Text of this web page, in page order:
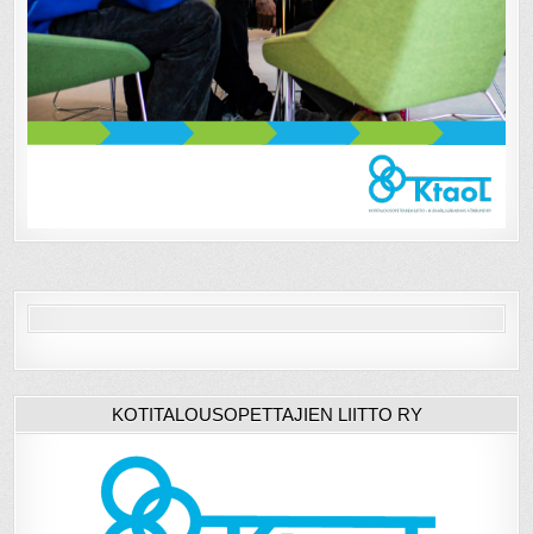
KOTITALOUSOPETTAJIEN LIITTO RY